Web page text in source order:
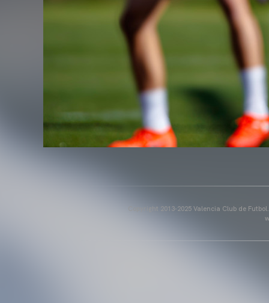
Copyright 2013-2025 Valencia Club de